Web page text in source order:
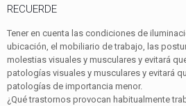
RECUERDE
Tener en cuenta las condiciones de
ubicación, el mobiliario de trabajo, las
molestias visuales y musculares y evitará
patologías visuales y musculares y evitará
patologías de importancia menor.
¿Qué trastornos provocan habitualmente